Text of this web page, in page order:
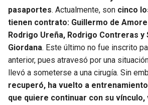
pasaportes. Actualmente, son cinco
tienen contrato: Guillermo de
Rodrigo Ureña, Rodrigo Contreras y
Giordana. Este último no fue inscrito
anterior, pues atravesó por una
llevó a someterse a una cirugía. Sin
recuperó, ha vuelto a
que quiere continuar con su